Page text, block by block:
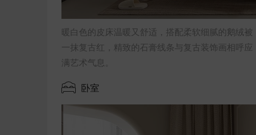
暖白色的皮床温暖又舒适，搭配柔软细腻的鹅绒
一抹复古红，精致的石膏线条与复古装饰画相呼
满艺术气息。
卧室